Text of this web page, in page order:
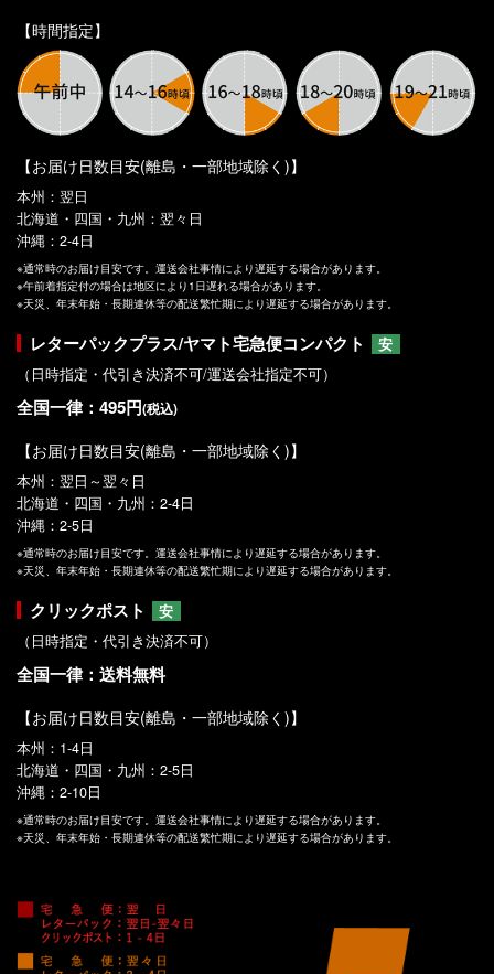
【時間指定】
【お届け日数目安(離島・一部地域除く)】
本州：翌日
北海道・四国・九州：翌々日
沖縄：2-4日
※通常時のお届け目安です。運送会社事情により遅延する場合があります。
※午前着指定付の場合は地区により1日遅れる場合があります。
※天災、年末年始・長期連休等の配送繁忙期により遅延する場合があります。
レターパックプラス/ヤマト宅急便コンパクト
安
（日時指定・代引き決済不可/運送会社指定不可）
全国一律：495円(税込)
【お届け日数目安(離島・一部地域除く)】
本州：翌日～翌々日
北海道・四国・九州：2-4日
沖縄：2-5日
※通常時のお届け目安です。運送会社事情により遅延する場合があります。
※天災、年末年始・長期連休等の配送繁忙期により遅延する場合があります。
クリックポスト
安
（日時指定・代引き決済不可）
全国一律：送料無料
【お届け日数目安(離島・一部地域除く)】
本州：1-4日
北海道・四国・九州：2-5日
沖縄：2-10日
※通常時のお届け目安です。運送会社事情により遅延する場合があります。
※天災、年末年始・長期連休等の配送繁忙期により遅延する場合があります。